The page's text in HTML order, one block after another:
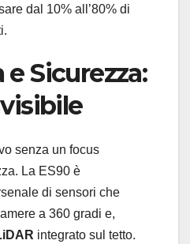
dal 10% all’80% di
Sicurezza:
senza un focus
La ES90 è
di sensori che
a 360 gradi e,
integrato sul tetto.